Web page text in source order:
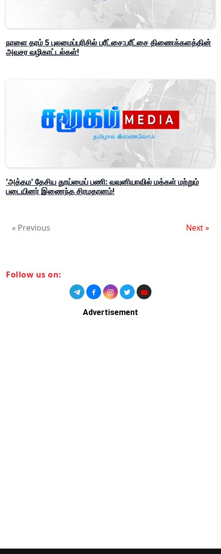
நாளை தரம் 5 புலமைப்பரிசில் பரீட்சை:பரீட்சை திணைக்களத்தின்
அவசர வழிகாட்டல்கள்!
'அத்தம' தேசிய தூய்மைப் பணி: வவுனியாவில் மக்கள் மற்றும்
படையினர் இணைந்த சிரமதானம்!
« Previous Next »
Follow us on:
Advertisement